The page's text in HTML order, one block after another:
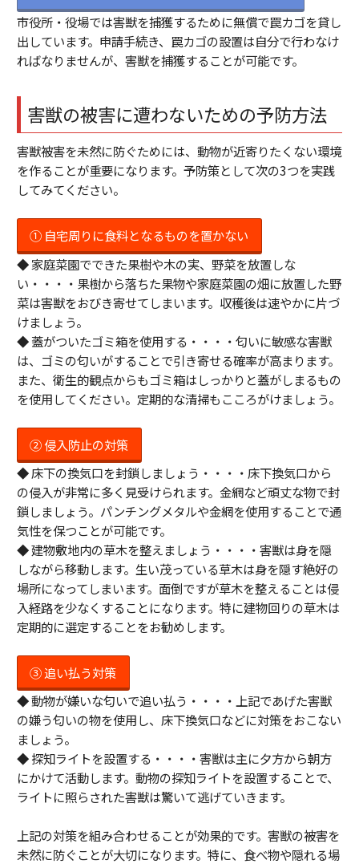
市役所・役場では害獣を捕獲するために無償で罠カゴを貸し
出しています。申請手続き、罠カゴの設置は自分で行わなけ
ればなりませんが、害獣を捕獲することが可能です。
害獣の被害に遭わないための予防方法
害獣被害を未然に防ぐためには、動物が近寄りたくない環境
を作ることが重要になります。予防策として次の3つを実践
してみてください。
① 自宅周りに食料となるものを置かない
◆ 家庭菜園でできた果樹や木の実、野菜を放置しな
い・・・・果樹から落ちた果物や家庭菜園の畑に放置した野
菜は害獣をおびき寄せてしまいます。収穫後は速やかに片づ
けましょう。
◆ 蓋がついたゴミ箱を使用する・・・・匂いに敏感な害獣
は、ゴミの匂いがすることで引き寄せる確率が高まります。
また、衛生的観点からもゴミ箱はしっかりと蓋がしまるもの
を使用してください。定期的な清掃もこころがけましょう。
② 侵入防止の対策
◆ 床下の換気口を封鎖しましょう・・・・床下換気口から
の侵入が非常に多く見受けられます。金網など頑丈な物で封
鎖しましょう。パンチングメタルや金網を使用することで通
気性を保つことが可能です。
◆ 建物敷地内の草木を整えましょう・・・・害獣は身を隠
しながら移動します。生い茂っている草木は身を隠す絶好の
場所になってしまいます。面倒ですが草木を整えることは侵
入経路を少なくすることになります。特に建物回りの草木は
定期的に選定することをお勧めします。
③ 追い払う対策
◆ 動物が嫌いな匂いで追い払う・・・・上記であげた害獣
の嫌う匂いの物を使用し、床下換気口などに対策をおこない
ましょう。
◆ 探知ライトを設置する・・・・害獣は主に夕方から朝方
にかけて活動します。動物の探知ライトを設置することで、
ライトに照らされた害獣は驚いて逃げていきます。
上記の対策を組み合わせることが効果的です。害獣の被害を
未然に防ぐことが大切になります。特に、食べ物や隠れる場